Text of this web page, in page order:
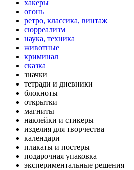
хакеры
огонь
ретро, классика, винтаж
сюрреализм
наука, техника
животные
криминал
сказка
значки
тетради и дневники
блокноты
открытки
магниты
наклейки и стикеры
изделия для творчества
календари
плакаты и постеры
подарочная упаковка
экспериментальные решения